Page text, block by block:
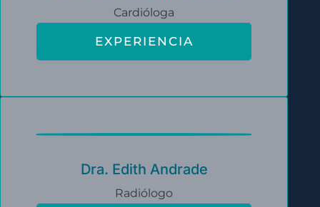
Cardióloga
EXPERIENCIA
Dra. Edith Andrade
Radiólogo